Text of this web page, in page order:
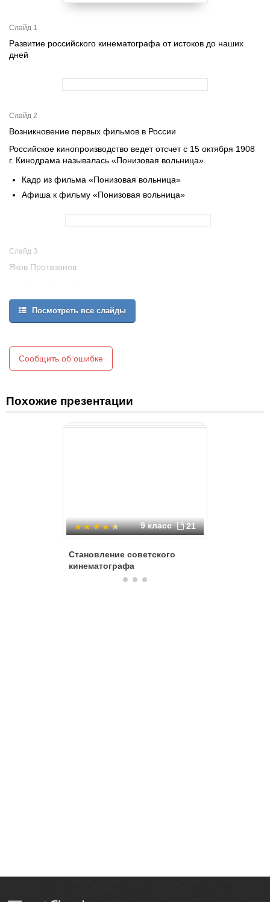
Слайд 1
Развитие российского кинематографа от истоков до наших
дней
Слайд 2
Возникновение первых фильмов в России
Российское кинопроизводство ведет отсчет с 15 октября 1908
г. Кинодрама называлась «Понизовая вольница».
Кадр из фильма «Понизовая вольница»
Афиша к фильму «Понизовая вольница»
Слайд 3
Яков Протазанов
«Пиковая дама»
Сергей Эйзенштейн
Посмотреть все слайды
Сообщить об ошибке
Похожие презентации
9 класс 21
Становление советского
кинематографа